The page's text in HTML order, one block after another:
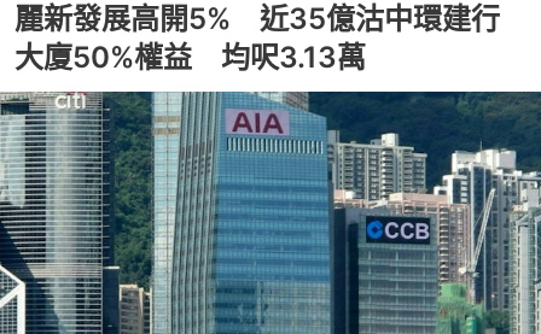
麗新發展高開5% 近35億沽中環建行
大廈50%權益 均呎3.13萬